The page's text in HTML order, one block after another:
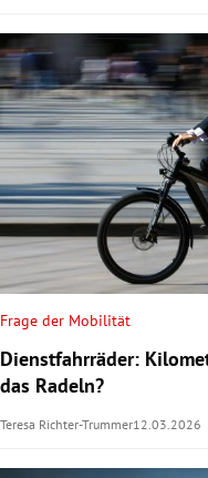
Frage der Mobilität
Dienstfahrräder:
das Radeln?
Teresa Richter-Trummer12.03.2026